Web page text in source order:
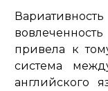
привела к
система
английского